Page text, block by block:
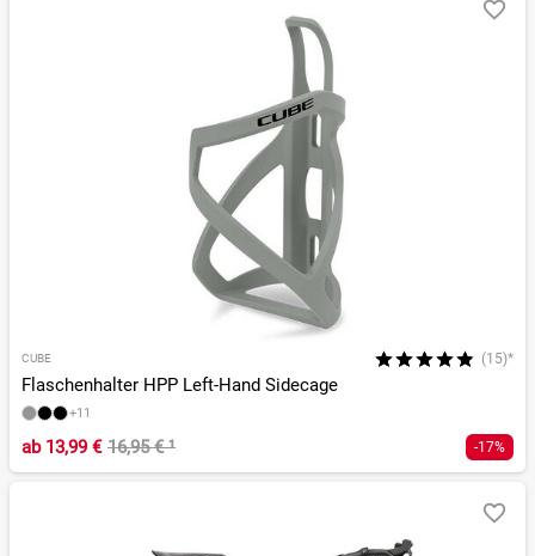
CUBE (15)*
Flaschenhalter HPP Left-Hand Sidecage
+11
ab13,99 € 16,95 €¹ -17%